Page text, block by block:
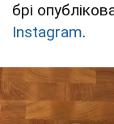
брі
Instagram.